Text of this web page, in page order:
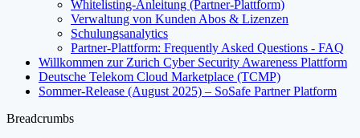
Whitelisting-Anleitung (Partner-Plattform)
Verwaltung von Kunden Abos & Lizenzen
Schulungsanalytics
Partner-Plattform: Frequently Asked Questions - FAQ
Willkommen zur Zurich Cyber Security Awareness Plattform
Deutsche Telekom Cloud Marketplace (TCMP)
Sommer-Release (August 2025) – SoSafe Partner Platform
Breadcrumbs